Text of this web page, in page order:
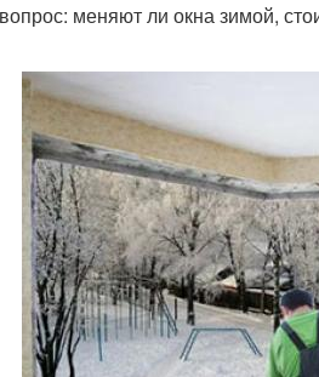
меняют ли окна зимой,